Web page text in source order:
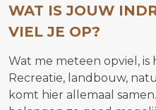
WAT IS JOUW
VIEL JE OP?
Wat me meteen opviel, is
Recreatie, landbouw,
komt hier allemaal